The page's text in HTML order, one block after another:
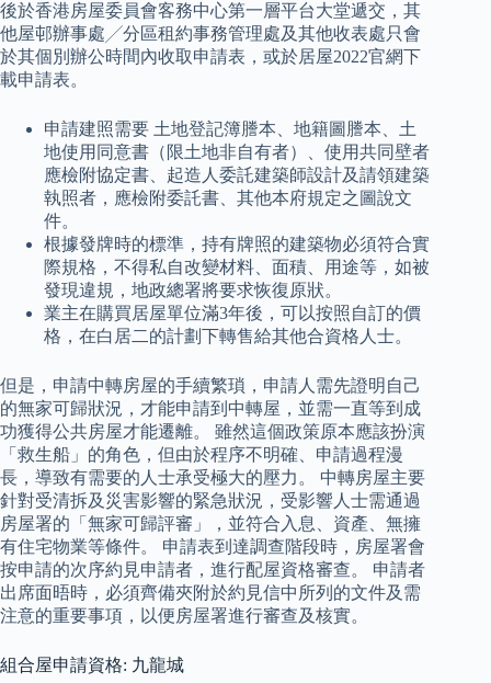
後於香港房屋委員會客務中心第一層平台大堂遞交，其
他屋邨辦事處╱分區租約事務管理處及其他收表處只會
於其個別辦公時間內收取申請表，或於居屋2022官網下
載申請表。
申請建照需要 土地登記簿謄本、地籍圖謄本、土
地使用同意書（限土地非自有者）、使用共同壁者
應檢附協定書、起造人委託建築師設計及請領建築
執照者，應檢附委託書、其他本府規定之圖說文
件。
根據發牌時的標準，持有牌照的建築物必須符合實
際規格，不得私自改變材料、面積、用途等，如被
發現違規，地政總署將要求恢復原狀。
業主在購買居屋單位滿3年後，可以按照自訂的價
格，在白居二的計劃下轉售給其他合資格人士。
但是，申請中轉房屋的手續繁瑣，申請人需先證明自己
的無家可歸狀況，才能申請到中轉屋，並需一直等到成
功獲得公共房屋才能遷離。 雖然這個政策原本應該扮演
「救生船」的角色，但由於程序不明確、申請過程漫
長，導致有需要的人士承受極大的壓力。 中轉房屋主要
針對受清拆及災害影響的緊急狀況，受影響人士需通過
房屋署的「無家可歸評審」，並符合入息、資產、無擁
有住宅物業等條件。 申請表到達調查階段時，房屋署會
按申請的次序約見申請者，進行配屋資格審查。 申請者
出席面晤時，必須齊備夾附於約見信中所列的文件及需
注意的重要事項，以便房屋署進行審查及核實。
組合屋申請資格: 九龍城